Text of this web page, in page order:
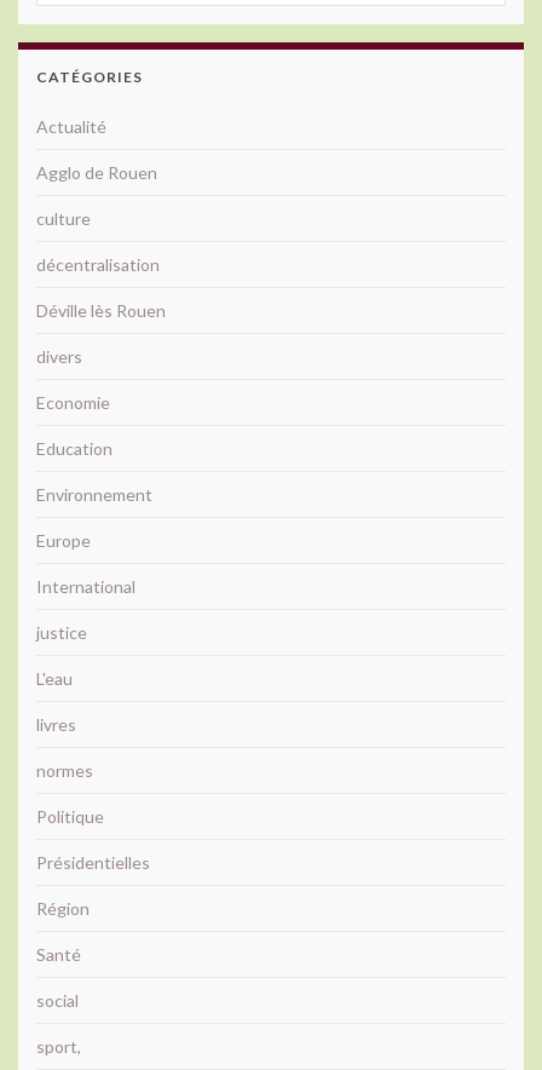
CATÉGORIES
Actualité
Agglo de Rouen
culture
décentralisation
Déville lès Rouen
divers
Economie
Education
Environnement
Europe
International
justice
L'eau
livres
normes
Politique
Présidentielles
Région
Santé
social
sport,